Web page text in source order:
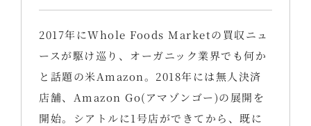
2017年にWhole Foods Marketの買収ニュ
ースが駆け巡り、オーガニック業界でも何か
と話題の米Amazon。2018年には無人決済
店舗、Amazon Go(アマゾンゴー)の展開を
開始。シアトルに1号店ができてから、既に